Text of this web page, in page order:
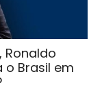
Ronaldo
Brasil em